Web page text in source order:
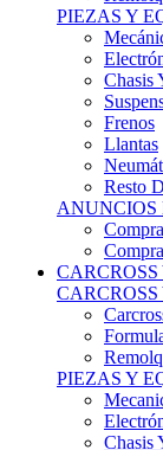
PIEZAS Y
Chasis
Frenos
Llantas
Resto
ANUNCIOS
PIEZAS Y
Chasis